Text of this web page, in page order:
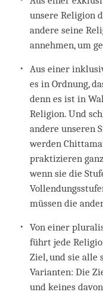
unsere Religion
andere seine
annehmen, um
Aus einer
es in Ordnung,
denn es ist in
Religion. Und
andere unseren
werden
praktizieren
wenn sie die
müssen die
Von einer
führt jede
Ziel, und sie alle
Varianten: Die
und keines